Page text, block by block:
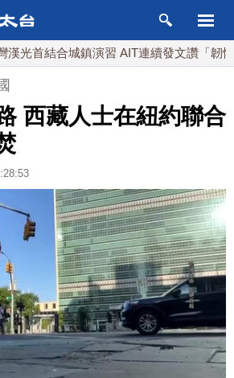
首結合城鎮演習 AIT連續發文讚「韌性台灣
西藏人士在紐約聯合